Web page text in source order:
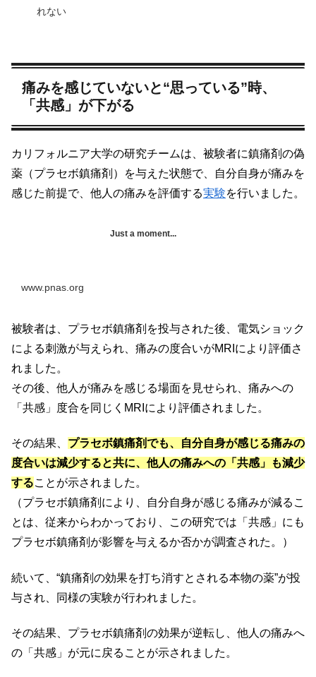
れない
痛みを感じていないと“思っている”時、
「共感」が下がる
カリフォルニア大学の研究チームは、被験者に鎮痛剤の偽
薬（プラセボ鎮痛剤）を与えた状態で、自分自身が痛みを
感じた前提で、他人の痛みを評価する実験を行いました。
Just a moment...
www.pnas.org
被験者は、プラセボ鎮痛剤を投与された後、電気ショック
による刺激が与えられ、痛みの度合いがMRIにより評価さ
れました。
その後、他人が痛みを感じる場面を見せられ、痛みへの
「共感」度合を同じくMRIにより評価されました。
その結果、 プラセボ鎮痛剤でも、自分自身が感じる痛みの
度合いは減少すると共に、他人の痛みへの「共感」も減少
することが示されました。
（プラセボ鎮痛剤により、自分自身が感じる痛みが減るこ
とは、従来からわかっており、この研究では「共感」にも
プラセボ鎮痛剤が影響を与えるか否かが調査された。）
続いて、“鎮痛剤の効果を打ち消すとされる本物の薬”が投
与され、同様の実験が行われました。
その結果、プラセボ鎮痛剤の効果が逆転し、他人の痛みへ
の「共感」が元に戻ることが示されました。